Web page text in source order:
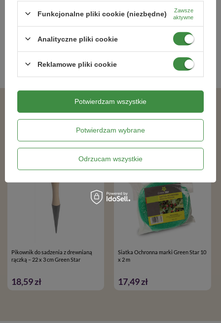
57,19 zł
Kategorie powiązane
Szybkozłączki, reparatory i inne akcesoria
Podobne produkty
Pikownik do sadzenia z drewnianą
rączką – 22 x 3 cm Green Star
18,59 zł
Siatka Ochronna marki Green Star 10
x 2 m
17,49 zł
Funkcjonalne pliki cookie (niezbędne)
Zawsze
aktywne
Analityczne pliki cookie
Reklamowe pliki cookie
Potwierdzam wybrane
Odrzucam wszystkie
Potwierdzam wszystkie